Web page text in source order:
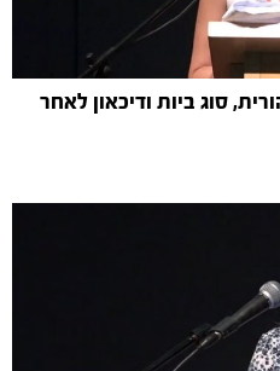
סוג ביות ודיכאון לאחר